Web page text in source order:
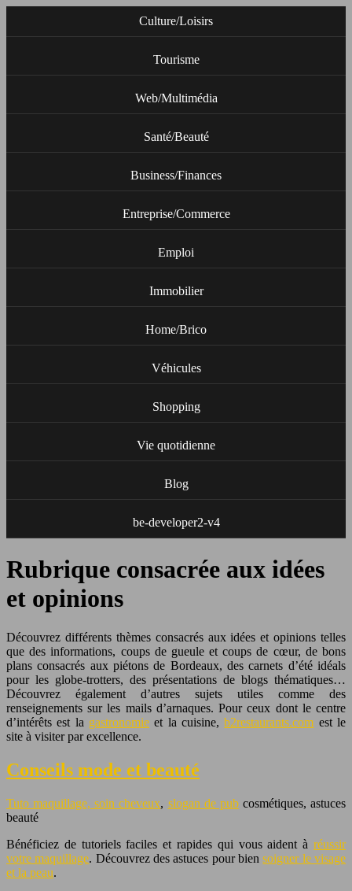
Culture/Loisirs
Tourisme
Web/Multimédia
Santé/Beauté
Business/Finances
Entreprise/Commerce
Emploi
Immobilier
Home/Brico
Véhicules
Shopping
Vie quotidienne
Blog
be-developer2-v4
Rubrique consacrée aux idées
et opinions
Découvrez différents thèmes consacrés aux idées et opinions telles
que des informations, coups de gueule et coups de cœur, de bons
plans consacrés aux piétons de Bordeaux, des carnets d’été idéals
pour les globe-trotters, des présentations de blogs thématiques…
Découvrez également d’autres sujets utiles comme des
renseignements sur les mails d’arnaques. Pour ceux dont le centre
d’intérêts est la gastronomie et la cuisine,b2restaurants.com est le
site à visiter par excellence.
Conseils mode et beauté
Tuto maquillage, soin cheveux, slogan de pubcosmétiques, astuces
beauté
Bénéficiez de tutoriels faciles et rapides qui vous aident à réussir
votre maquillage. Découvrez des astuces pour biensoigner le visage
et la peau.